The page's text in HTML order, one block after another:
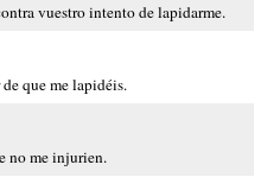
vuestro intento de lapidarme.
que me lapidéis.
no me injurien.